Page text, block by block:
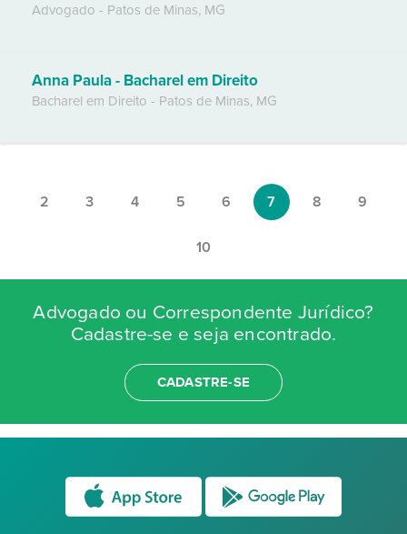
Advogado - Patos de Minas, MG
Anna Paula - Bacharel em Direito
Bacharel em Direito - Patos de Minas, MG
2 3 4 5 6 7 8 9
10
Advogado ou Correspondente Jurídico?
Cadastre-se e seja encontrado.
CADASTRE-SE